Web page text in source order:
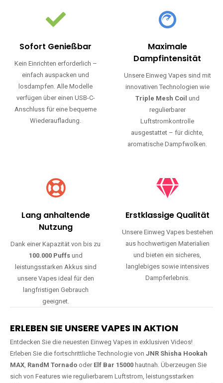
Sofort Genießbar
Kein Einrichten erforderlich –
einfach auspacken und
losdampfen. Alle Modelle
verfügen über einen USB-C-
Anschluss für eine bequeme
Wiederaufladung.
Maximale
Dampfintensität
Unsere Einweg Vapes sind mit
innovativen Technologien wie
Triple Mesh Coil und
regulierbarer
Luftstromkontrolle
ausgestattet – für dichte,
aromatische Dampfwolken.
Lang anhaltende
Nutzung
Dank einer Kapazität von bis zu
100.000 Puffsund
leistungsstarken Akkus sind
unsere Vapes ideal für den
langfristigen Gebrauch
geeignet.
Erstklassige Qualität
Unsere Einweg Vapes bestehen
aus hochwertigen Materialien
und bieten ein sicheres,
langlebiges sowie intensives
Dampferlebnis.
ERLEBEN SIE UNSERE VAPES IN AKTION
Entdecken Sie die neuesten Einweg Vapes in exklusiven Videos!
Erleben Sie die fortschrittliche Technologie von JNR Shisha Hookah
MAX, RandM Tornado oder Elf Bar 15000 hautnah. Überzeugen Sie
sich von Features wie regulierbarem Luftstrom, leistungsstarken